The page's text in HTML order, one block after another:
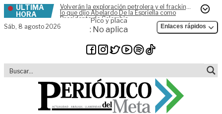
Skip to content
ÚLTIMA
HORA
Volverán la exploración petrolera y el fracking,
lo que dijo Abelardo De la Espriella como
Presidente de Colombia
Sáb, 8 agosto 2026
Pico y placa
: No aplica Enlaces rápidos